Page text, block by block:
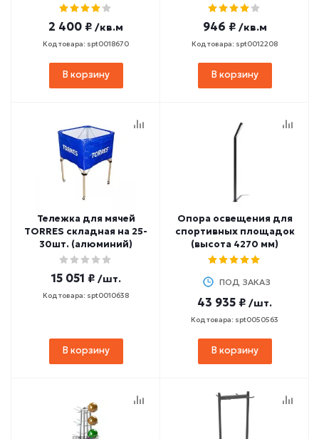
2 400 ₽ /кв.м
Код товара: spt0018670
В корзину
946 ₽ /кв.м
Код товара: spt0012208
В корзину
Тележка для мячей
TORRES складная на 25-
30шт. (алюминий)
15 051 ₽ /шт.
Код товара: spt0010638
В корзину
Опора освещения для
спортивных площадок
(высота 4270 мм)
ПОД ЗАКАЗ
43 935 ₽ /шт.
Код товара: spt0050563
В корзину